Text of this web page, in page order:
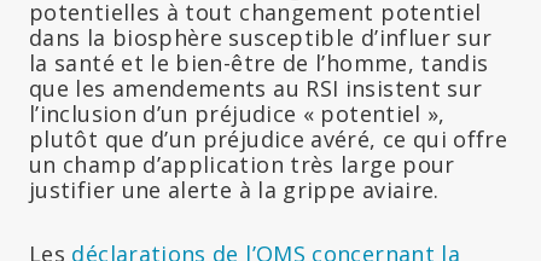
potentielles à tout changement potentiel
dans la biosphère susceptible d’influer sur
la santé et le bien-être de l’homme, tandis
que les amendements au RSI insistent sur
l’inclusion d’un préjudice « potentiel »,
plutôt que d’un préjudice avéré, ce qui offre
un champ d’application très large pour
justifier une alerte à la grippe aviaire.
Les déclarations de l’OMS concernant la